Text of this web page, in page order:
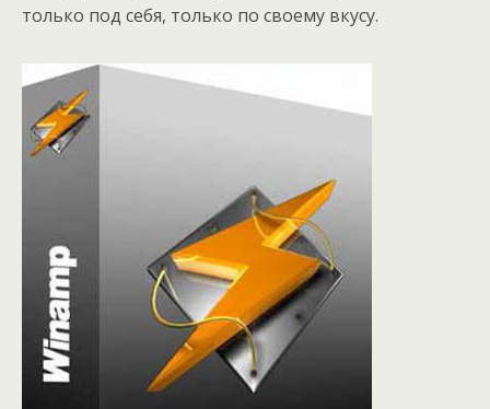
только под себя, только по своему вкусу.